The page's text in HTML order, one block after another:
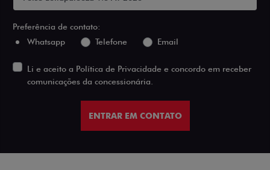
Preferência de contato:
Whatsapp
Telefone Email
Li e aceito a Política de Privacidade e concordo em receber
comunicações da concessionária.
ENTRAR EM CONTATO